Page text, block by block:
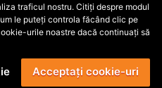
traficul nostru. Citiți despre modul
le puteți controla făcând clic pe
urile noastre dacă continuați să
Acceptați cookie-uri